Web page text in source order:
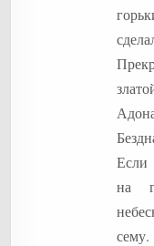
Если
на